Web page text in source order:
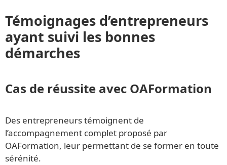
Témoignages d’entrepreneurs
ayant suivi les bonnes
démarches
Cas de réussite avec OAFormation
Des entrepreneurs témoignent de
l’accompagnement complet proposé par
OAFormation, leur permettant de se former en toute
sérénité.